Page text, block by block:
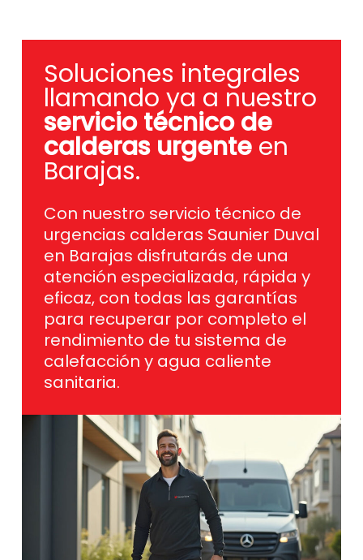
Soluciones integrales
llamando ya a nuestro
servicio técnico de
calderas urgenteen
Barajas.
Con nuestro servicio técnico de
urgencias calderas Saunier Duval
en Barajas disfrutarás de una
atención especializada, rápida y
eficaz, con todas las garantías
para recuperar por completo el
rendimiento de tu sistema de
calefacción y agua caliente
sanitaria.